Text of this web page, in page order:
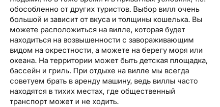
обособленно от других туристов. Выбор вилл очень
большой и зависит от вкуса и толщины кошелька. Вы
можете расположиться на вилле, которая будет
находиться на возвышенности с завораживающим
видом на окрестности, а можете на берегу моря или
океана. На территории может быть детская площадка,
бассейн и гриль. При отдыхе на вилле мы всегда
советуем брать в аренду машину, ведь виллы часто
находятся в тихих местах, где общественный
транспорт может и не ходить.